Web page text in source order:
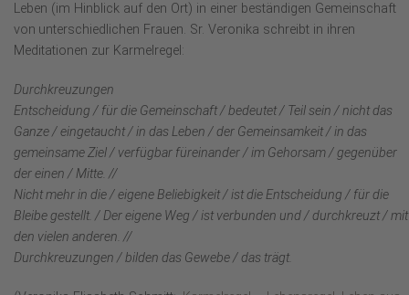
Leben (im Hinblick auf den Ort) in einer beständigen Gemeinschaft
von unterschiedlichen Frauen. Sr. Veronika schreibt in ihren
Meditationen zur Karmelregel:
Durchkreuzungen
Entscheidung / für die Gemeinschaft / bedeutet / Teil sein / nicht das
Ganze / eingetaucht / in das Leben / der Gemeinsamkeit / in das
gemeinsame Ziel / verfügbar füreinander / im Gehorsam / gegenüber
der einen / Mitte. //
Nicht mehr in die / eigene Beliebigkeit / ist die Entscheidung / für die
Bleibe gestellt. / Der eigene Weg / ist verbunden und / durchkreuzt / mit
den vielen anderen. //
Durchkreuzungen / bilden das Gewebe / das trägt.